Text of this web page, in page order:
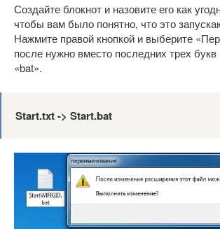
Создайте блокнот и назовите его как
чтобы вам было понятно, что это
Нажмите правой кнопкой и выберите
после нужно вместо последних трех букв
«bat».
Start.txt -> Start.bat